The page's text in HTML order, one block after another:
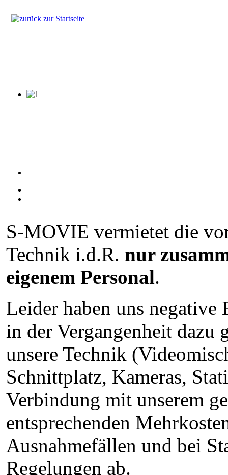
S-MOVIE vermietet die
Technik i.d.R. nur
eigenem Personal.
Leider haben uns negative
in der Vergangenheit dazu
unsere Technik
Schnittplatz, Kameras,
Verbindung mit unserem
entsprechenden
Ausnahmefällen und bei
Regelungen ab.